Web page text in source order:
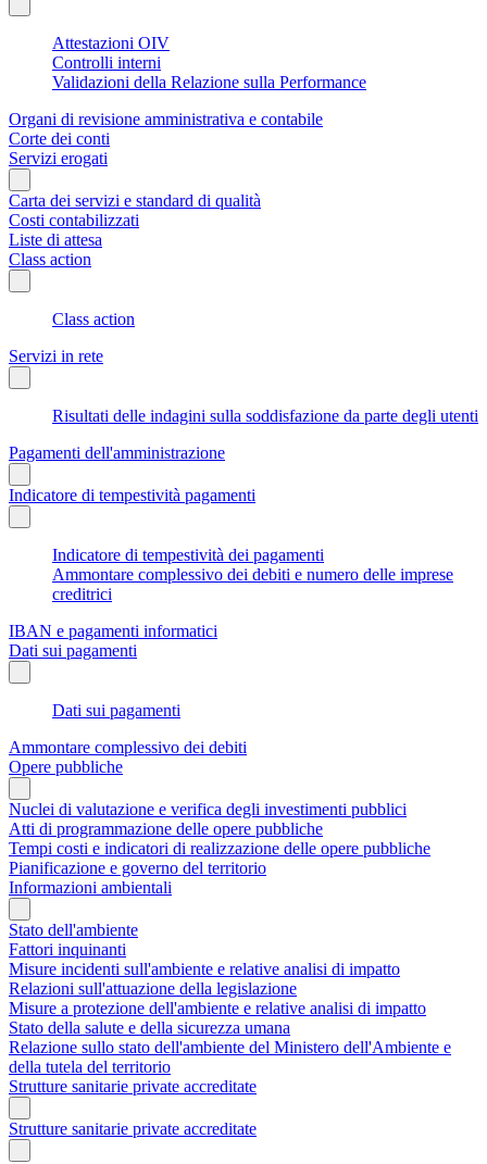
Attestazioni OIV
Controlli interni
Validazioni della Relazione sulla Performance
Organi di revisione amministrativa e contabile
Corte dei conti
Servizi erogati
Carta dei servizi e standard di qualità
Costi contabilizzati
Liste di attesa
Class action
Class action
Servizi in rete
Risultati delle indagini sulla soddisfazione da parte degli utenti
Pagamenti dell'amministrazione
Indicatore di tempestività pagamenti
Indicatore di tempestività dei pagamenti
Ammontare complessivo dei debiti e numero delle imprese
creditrici
IBAN e pagamenti informatici
Dati sui pagamenti
Dati sui pagamenti
Ammontare complessivo dei debiti
Opere pubbliche
Nuclei di valutazione e verifica degli investimenti pubblici
Atti di programmazione delle opere pubbliche
Tempi costi e indicatori di realizzazione delle opere pubbliche
Pianificazione e governo del territorio
Informazioni ambientali
Stato dell'ambiente
Fattori inquinanti
Misure incidenti sull'ambiente e relative analisi di impatto
Relazioni sull'attuazione della legislazione
Misure a protezione dell'ambiente e relative analisi di impatto
Stato della salute e della sicurezza umana
Relazione sullo stato dell'ambiente del Ministero dell'Ambiente e
della tutela del territorio
Strutture sanitarie private accreditate
Strutture sanitarie private accreditate